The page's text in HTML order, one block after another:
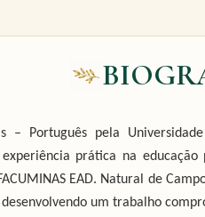
– Português pela
prática na
EAD. Natural de
um trabalho